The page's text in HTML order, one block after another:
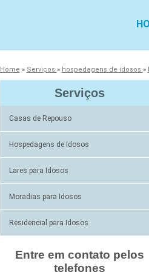
Home » Serviços » hospedagens de idosos »
Serviços
Casas de Repouso
Hospedagens de Idosos
Lares para Idosos
Moradias para Idosos
Residencial para Idosos
Entre em contato pelos
telefones